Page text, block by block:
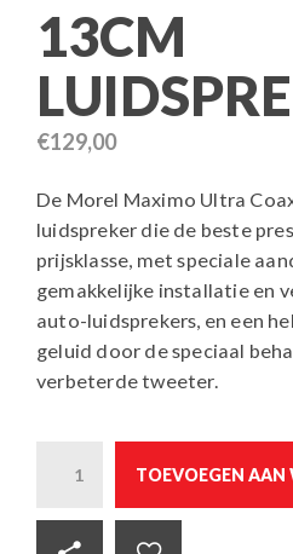
13CM
€129,00
De Morel Maximo Ultra
luidspreker die de beste
prijsklasse, met speciale
gemakkelijke installatie en
auto-luidsprekers, en een
geluid door de speciaal
verbeterde tweeter.
TOEVOEGEN AAN